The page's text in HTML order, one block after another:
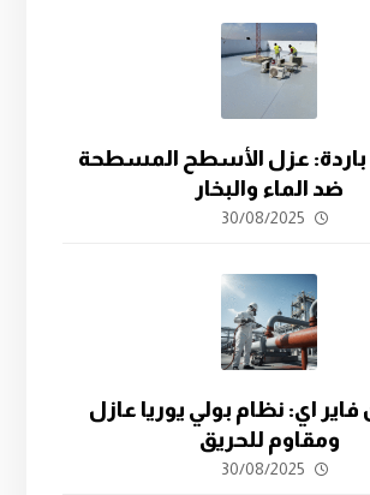
باردة: عزل الأسطح المسطحة
ضد الماء والبخار
30/08/2025
اي: نظام بولي يوريا عازل
ومقاوم للحريق
30/08/2025